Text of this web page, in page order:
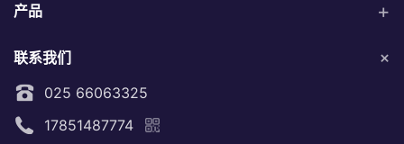
产品
联系我们
025 66063325
17851487774